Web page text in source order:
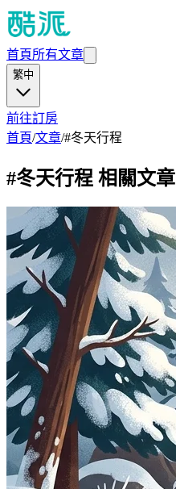
首頁所有文章
繁中
前往訂房
首頁/文章/#冬天行程
#冬天行程 相關文章